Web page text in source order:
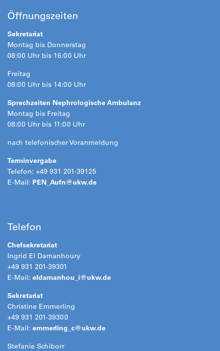
Öffnungszeiten
Sekretariat
Montag bis Donnerstag
08:00 Uhr bis 16:00 Uhr
Freitag
08:00 Uhr bis 14:00 Uhr
Sprechzeiten Nephrologische Ambulanz
Montag bis Freitag
08:00 Uhr bis 11:00 Uhr
nach telefonischer Voranmeldung
Terminvergabe
Telefon: +49 931 201-39125
E-Mail: PEN_Aufn@ukw.de
Telefon
Chefsekretariat
Ingrid El Damanhoury
+49 931 201-39301
E-Mail: eldamanhou_i@ukw.de
Sekretariat
Christine Emmerling
+49 931 201-39300
E-Mail: emmerling_c@ukw.de
Stefanie Schiborr